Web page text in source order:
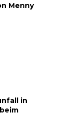
Menny
in